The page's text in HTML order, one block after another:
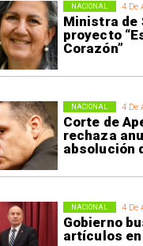
4 De
Ministra de
proyecto
Corazón”
NACIONAL
4 De
Corte de
rechaza
absolución
NACIONAL
4 De
Gobierno
artículos
NACIONAL